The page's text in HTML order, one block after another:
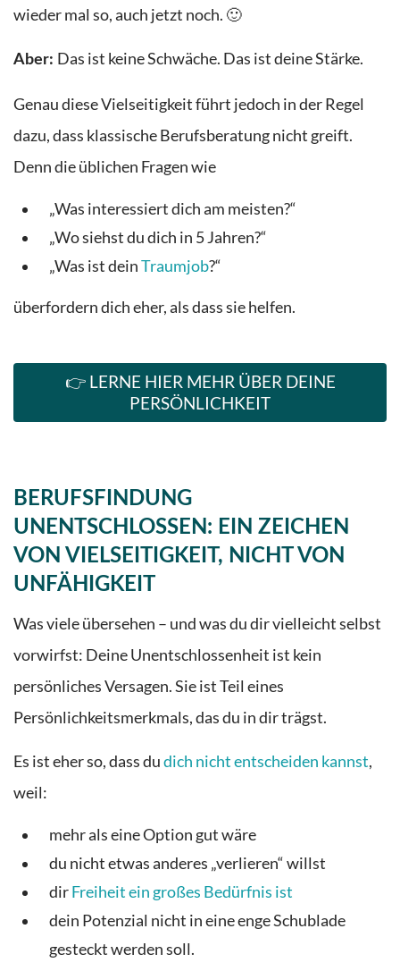
wieder mal so, auch jetzt noch. 🙂
Aber: Das ist keine Schwäche. Das ist deine Stärke.
Genau diese Vielseitigkeit führt jedoch in der Regel
dazu, dass klassische Berufsberatung nicht greift.
Denn die üblichen Fragen wie
„Was interessiert dich am meisten?“
„Wo siehst du dich in 5 Jahren?“
„Was ist deinTraumjob?“
überfordern dich eher, als dass sie helfen.
👉 LERNE HIER MEHR ÜBER DEINE
PERSÖNLICHKEIT
BERUFSFINDUNG
UNENTSCHLOSSEN: EIN ZEICHEN
VON VIELSEITIGKEIT, NICHT VON
UNFÄHIGKEIT
Was viele übersehen – und was du dir vielleicht selbst
vorwirfst: Deine Unentschlossenheit ist kein
persönliches Versagen. Sie ist Teil eines
Persönlichkeitsmerkmals, das du in dir trägst.
Es ist eher so, dass dudich nicht entscheiden kannst,
weil:
mehr als eine Option gut wäre
du nicht etwas anderes „verlieren“ willst
dirFreiheit ein großes Bedürfnis ist
dein Potenzial nicht in eine enge Schublade
gesteckt werden soll.